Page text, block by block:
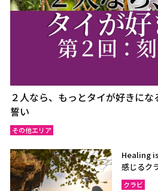
２人なら、もっとタイが好きに
誓い
その他エリア
Healing
感じるク
クラビ